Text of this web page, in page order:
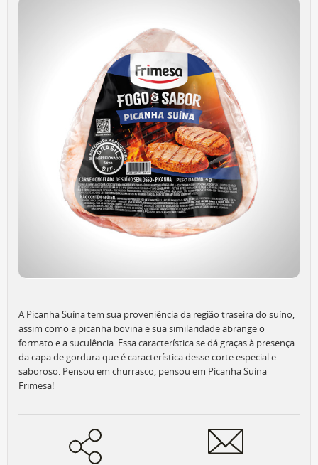
A Picanha Suína tem sua proveniência da região traseira do suíno,
assim como a picanha bovina e sua similaridade abrange o
formato e a suculência. Essa característica se dá graças à presença
da capa de gordura que é característica desse corte especial e
saboroso. Pensou em churrasco, pensou em Picanha Suína
Frimesa!